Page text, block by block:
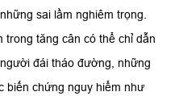
sai lầm nghiêm trọng.
tăng cân có thể chỉ dẫn
đái tháo đường, những
biến chứng nguy hiểm như